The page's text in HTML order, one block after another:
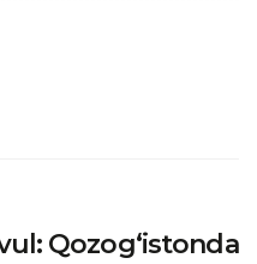
Qozog‘istonda